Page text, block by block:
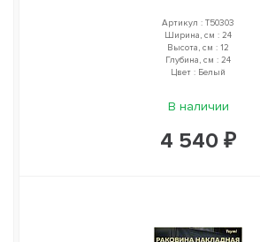
Артикул : T50303
Ширина, см : 24
Высота, см : 12
Глубина, см : 24
Цвет : Белый
В наличии
4 540 ₽